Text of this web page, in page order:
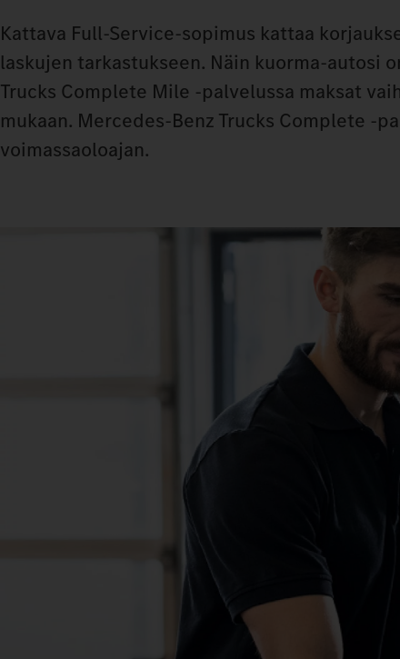
Kattava Full-Service-sopimus kattaa
laskujen tarkastukseen. Näin kuorma-autosi
Trucks Complete Mile -palvelussa maksat
mukaan. Mercedes-Benz Trucks Complete -
voimassaoloajan.